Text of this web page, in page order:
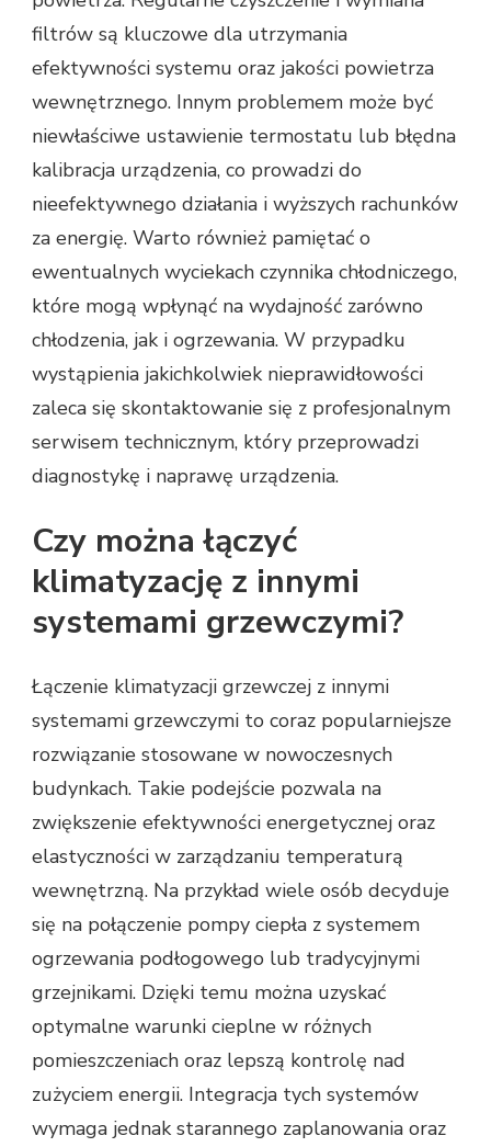
filtrów są kluczowe dla utrzymania
efektywności systemu oraz jakości powietrza
wewnętrznego. Innym problemem może być
niewłaściwe ustawienie termostatu lub błędna
kalibracja urządzenia, co prowadzi do
nieefektywnego działania i wyższych rachunków
za energię. Warto również pamiętać o
ewentualnych wyciekach czynnika chłodniczego,
które mogą wpłynąć na wydajność zarówno
chłodzenia, jak i ogrzewania. W przypadku
wystąpienia jakichkolwiek nieprawidłowości
zaleca się skontaktowanie się z profesjonalnym
serwisem technicznym, który przeprowadzi
diagnostykę i naprawę urządzenia.
Czy można łączyć
klimatyzację z innymi
systemami grzewczymi?
Łączenie klimatyzacji grzewczej z innymi
systemami grzewczymi to coraz popularniejsze
rozwiązanie stosowane w nowoczesnych
budynkach. Takie podejście pozwala na
zwiększenie efektywności energetycznej oraz
elastyczności w zarządzaniu temperaturą
wewnętrzną. Na przykład wiele osób decyduje
się na połączenie pompy ciepła z systemem
ogrzewania podłogowego lub tradycyjnymi
grzejnikami. Dzięki temu można uzyskać
optymalne warunki cieplne w różnych
pomieszczeniach oraz lepszą kontrolę nad
zużyciem energii. Integracja tych systemów
wymaga jednak starannego zaplanowania oraz